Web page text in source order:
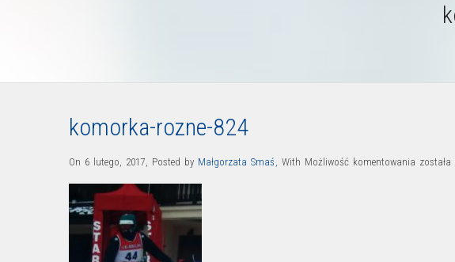
komorka-rozne-824
On 6 lutego, 2017, Posted by Małgorzata Smaś , With Możliwość komentowania została